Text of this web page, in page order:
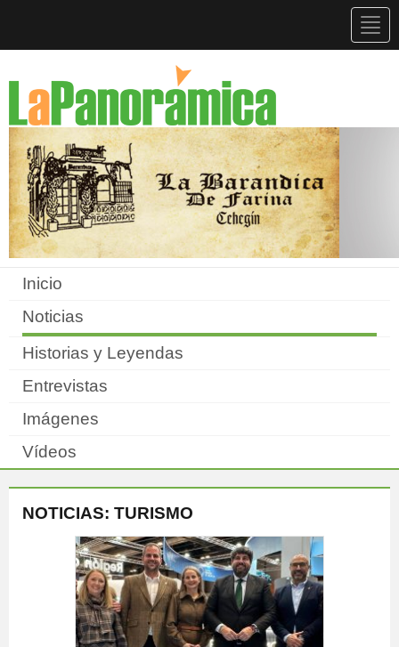
Inicio
Noticias
Historias y Leyendas
Entrevistas
Imágenes
Vídeos
NOTICIAS: TURISMO